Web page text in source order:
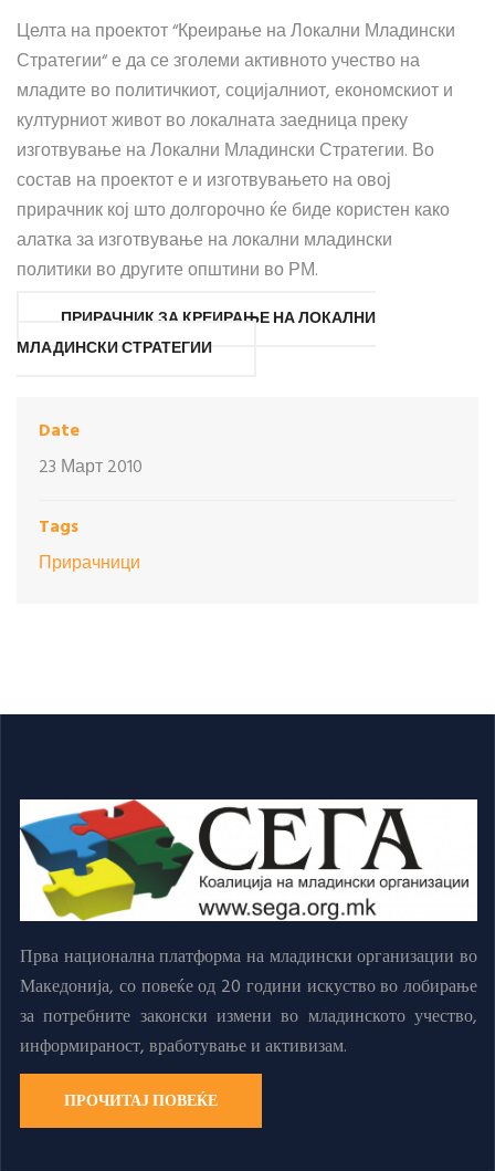
Целта на проектот “Креирање на Локални Младински
Стратегии“ е да се зголеми активното учество на
младите во политичкиот, социјалниот, економскиот и
културниот живот во локалната заедница преку
изготвување на Локални Младински Стратегии. Во
состав на проектот е и изготвувањето на овој
прирачник кој што долгорочно ќе биде користен како
алатка за изготвување на локални младински
политики во другите општини во РМ.
ПРИРАЧНИК ЗА КРЕИРАЊЕ НА ЛОКАЛНИ
МЛАДИНСКИ СТРАТЕГИИ
Date
23 Март 2010
Tags
Прирачници
Прва национална платформа на младински организации во
Македонија, со повеќе од 20 години искуство во лобирање
за потребните законски измени во младинското учество,
информираност, вработување и активизам.
ПРОЧИТАЈ ПОВЕЌЕ